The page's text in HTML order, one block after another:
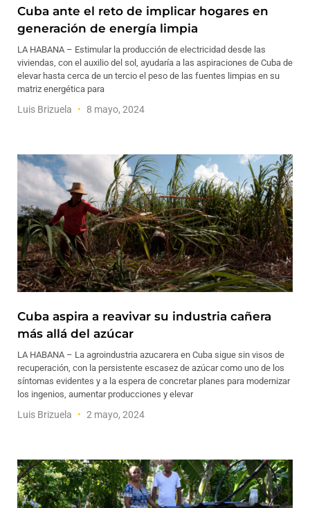
Cuba ante el reto de implicar hogares en
generación de energía limpia
LA HABANA – Estimular la producción de electricidad desde las
viviendas, con el auxilio del sol, ayudaría a las aspiraciones de Cuba de
elevar hasta cerca de un tercio el peso de las fuentes limpias en su
matriz energética para
Luis Brizuela 8 mayo, 2024
Cuba aspira a reavivar su industria cañera
más allá del azúcar
LA HABANA – La agroindustria azucarera en Cuba sigue sin visos de
recuperación, con la persistente escasez de azúcar como uno de los
síntomas evidentes y a la espera de concretar planes para modernizar
los ingenios, aumentar producciones y elevar
Luis Brizuela 2 mayo, 2024